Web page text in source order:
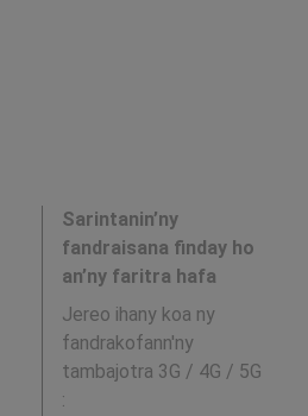
Sarintanin’ny
fandraisana finday ho
an’ny faritra hafa
Jereo ihany koa ny
fandrakofann'ny
tambajotra 3G / 4G / 5G
: